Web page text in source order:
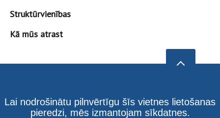
Struktūrvienības
Kā mūs atrast
Lai nodrošinātu pilnvērtīgu šīs vietnes lietošanas
pieredzi, mēs izmantojam sīkdatnes.